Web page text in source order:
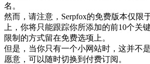
名。
然而，请注意，Serpfox的免费版本仅限
上，你将只能跟踪你所添加的前10个关
限制的方式留在免费选项上。
但是，当你只有一个小网站时，这并不
愿意，可以随时切换到付费订阅。